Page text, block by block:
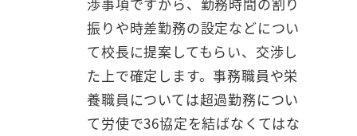
振りや時差勤務の設定などについ
て校長に提案してもらい、交渉し
た上で確定します。事務職員や栄
養職員については超過勤務につい
て労使で36協定を結ばなくてはな